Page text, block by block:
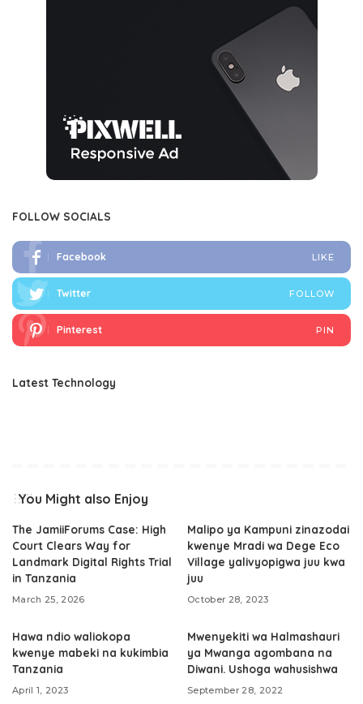
FOLLOW SOCIALS
Facebook LIKE
Twitter FOLLOW
Pinterest PIN
Latest Technology
You Might also Enjoy
The JamiiForums Case: High
Court Clears Way for
Landmark Digital Rights Trial
in Tanzania
March 25, 2026
Malipo ya Kampuni zinazodai
kwenye Mradi wa Dege Eco
Village yalivyopigwa juu kwa
juu
October 28, 2023
Hawa ndio waliokopa
kwenye mabeki na kukimbia
Tanzania
April 1, 2023
Mwenyekiti wa Halmashauri
ya Mwanga agombana na
Diwani. Ushoga wahusishwa
September 28, 2022